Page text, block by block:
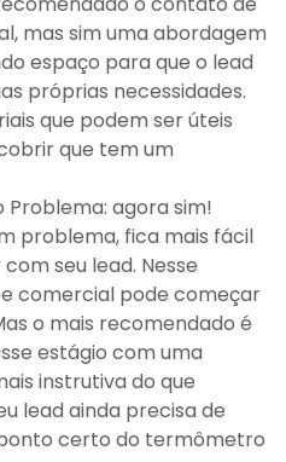
mas sim uma abordagem
espaço para que o lead
próprias necessidades.
que podem ser úteis
que tem um
agora sim!
problema, fica mais fácil
seu lead. Nesse
comercial pode começar
o mais recomendado é
estágio com uma
instrutiva do que
lead ainda precisa de
certo do termômetro